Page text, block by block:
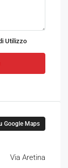
Utilizzo
Google Maps
Via Aretina